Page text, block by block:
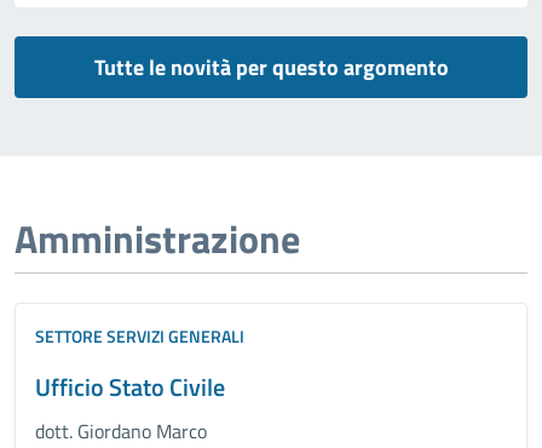
Tutte le novità per questo argomento
Amministrazione
SETTORE SERVIZI GENERALI
Ufficio Stato Civile
dott. Giordano Marco